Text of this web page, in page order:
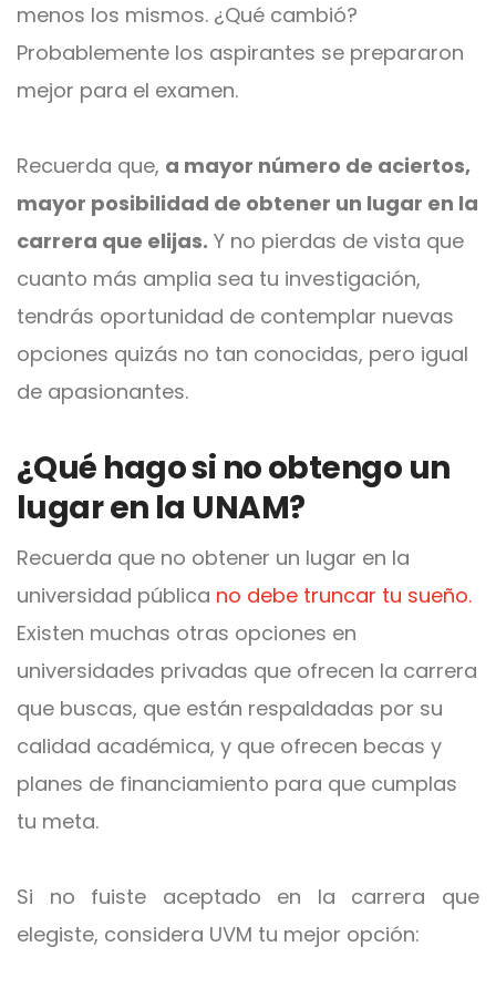
menos los mismos. ¿Qué cambió?
Probablemente los aspirantes se prepararon
mejor para el examen.
Recuerda que, a mayor número de aciertos,
mayor posibilidad de obtener un lugar en la
carrera que elijas. Y no pierdas de vista que
cuanto más amplia sea tu investigación,
tendrás oportunidad de contemplar nuevas
opciones quizás no tan conocidas, pero igual
de apasionantes.
¿Qué hago si no obtengo un
lugar en la UNAM?
Recuerda que no obtener un lugar en la
universidad pública no debe truncar tu sueño.
Existen muchas otras opciones en
universidades privadas que ofrecen la carrera
que buscas, que están respaldadas por su
calidad académica, y que ofrecen becas y
planes de financiamiento para que cumplas
tu meta.
Si no fuiste aceptado en la carrera que
elegiste, considera UVM tu mejor opción: